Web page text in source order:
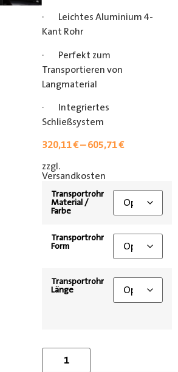
· Leichtes Aluminium 4-
Kant Rohr
· Perfekt zum
Transportieren von
Langmaterial
· Integriertes
Schließsystem
320,11€–605,71€
zzgl.
Versandkosten
Transportrohr
Material /
Farbe
Transportrohr
Form
Transportrohr
Länge